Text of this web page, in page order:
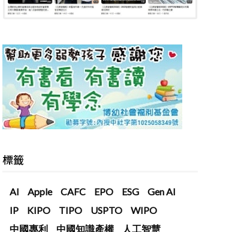
標籤
AI Apple CAFC EPO ESG
Gen AI
IP
KIPO TIPO USPTO
WIPO
中國專利
中國知識產權
人工智慧